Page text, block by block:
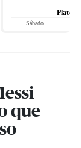
Sábado
que